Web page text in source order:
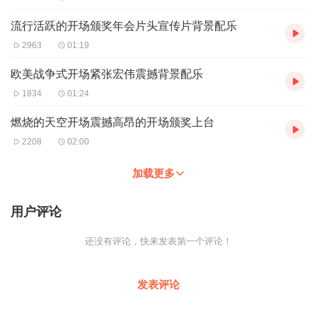
流行活跃的开场颁奖年会片头宣传片背景配乐
2963 01:19
欧美战争式开场紧张宏伟震撼背景配乐
1834 01:24
燃烧的天空开场震撼高昂的开场颁奖上台
2208 02:00
加载更多
用户评论
还没有评论，快来发表第一个评论！
发表评论